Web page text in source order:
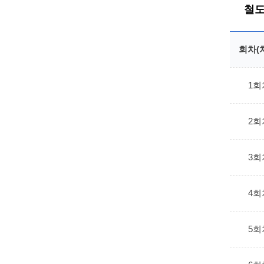
철
회차(
1회
2회
3회
4회
5회